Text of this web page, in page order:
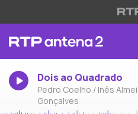
Dois ao Quadrado
Pedro Coelho / Inês
Gonçalves